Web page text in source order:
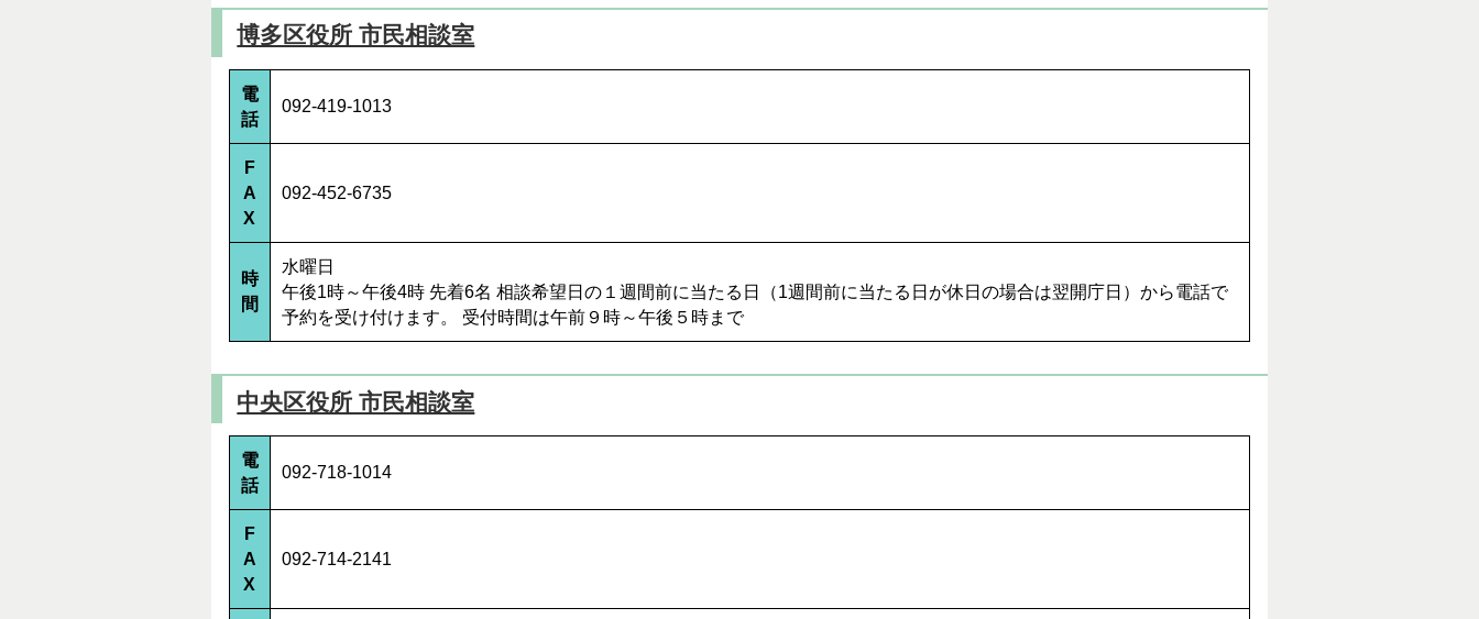
博多区役所 市民相談室
電
話
092-419-1013
F
A
X
092-452-6735
時
間
水曜日
午後1時～午後4時 先着6名 相談希望日の１週間前に当たる日（1週間前に当たる日が休日の場合は翌開庁日）から電話で
予約を受け付けます。 受付時間は午前９時～午後５時まで
中央区役所 市民相談室
電
話
092-718-1014
F
A
X
092-714-2141